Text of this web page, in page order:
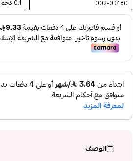
002-00480
0.1 كجم
الوصف